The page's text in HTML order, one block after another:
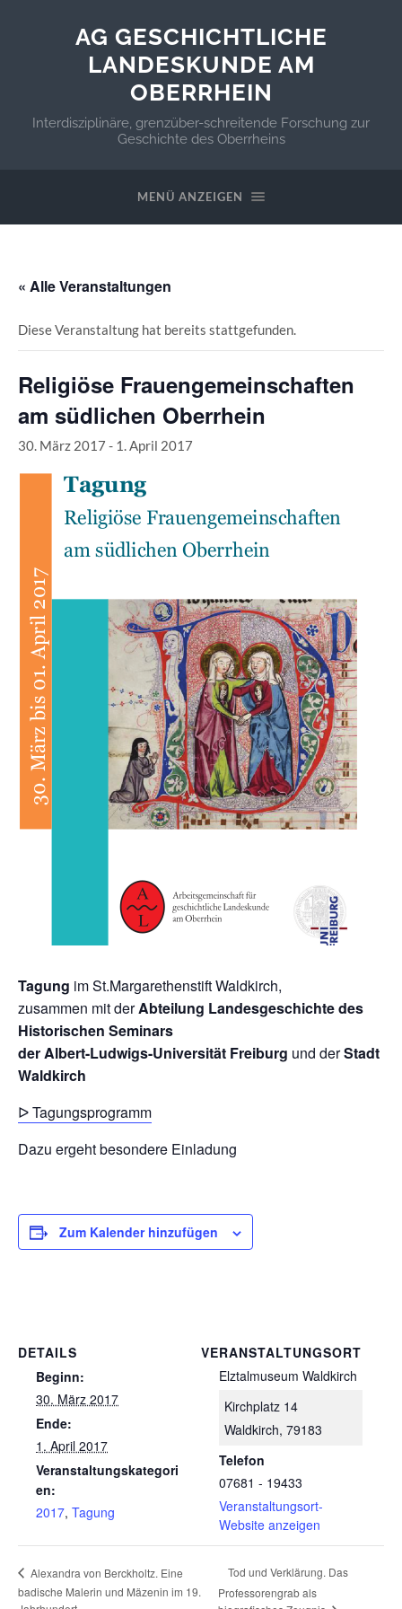
AG GESCHICHTLICHE
LANDESKUNDE AM
OBERRHEIN
Interdisziplinäre, grenzüber-schreitende Forschung zur
Geschichte des Oberrheins
MENÜ ANZEIGEN
« Alle Veranstaltungen
Diese Veranstaltung hat bereits stattgefunden.
Religiöse Frauengemeinschaften
am südlichen Oberrhein
30. März 2017 - 1. April 2017
Tagung im St.Margarethenstift Waldkirch,
zusammen mit derAbteilung Landesgeschichte des
Historischen Seminars
der Albert-Ludwigs-Universität Freiburg und derStadt
Waldkirch
ᐅTagungsprogramm
Dazu ergeht besondere Einladung
Zum Kalender hinzufügen
DETAILS
Beginn:
30. März 2017
Ende:
1. April 2017
Veranstaltungskategori
en:
2017, Tagung
VERANSTALTUNGSORT
Elztalmuseum Waldkirch
Kirchplatz 14
Waldkirch, 79183
Telefon
07681 - 19433
Veranstaltungsort-
Website anzeigen
Alexandra von Berckholtz. Eine
badische Malerin und Mäzenin im 19.
Tod und Verklärung. Das
Professorengrab als